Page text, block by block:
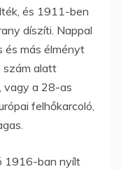
és 1911-ben
díszíti. Nappal
és más élményt
szám alatt
vagy a 28-as
felhőkarcoló,
1916-ban nyílt